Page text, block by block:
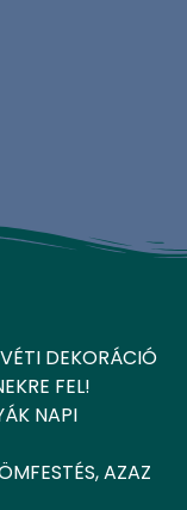
DEKORÁCIÓ
FEL!
NAPI
AZAZ